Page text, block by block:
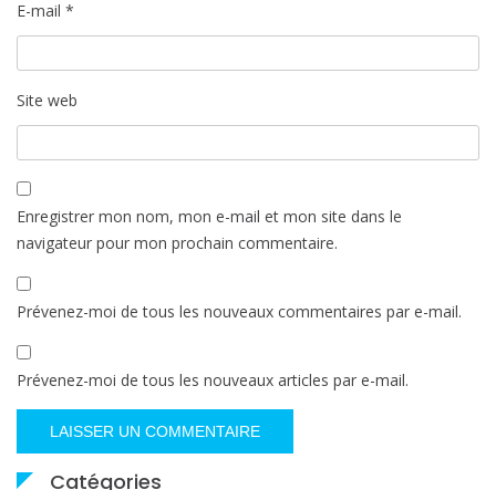
E-mail *
Site web
Enregistrer mon nom, mon e-mail et mon site dans le
navigateur pour mon prochain commentaire.
Prévenez-moi de tous les nouveaux commentaires par e-mail.
Prévenez-moi de tous les nouveaux articles par e-mail.
Catégories